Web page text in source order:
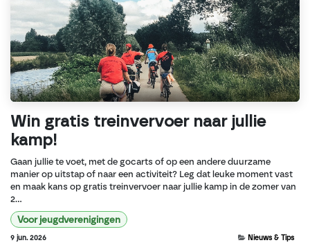
Win gratis treinvervoer naar jullie
kamp!
Gaan jullie te voet, met de gocarts of op een andere duurzame
manier op uitstap of naar een activiteit? Leg dat leuke moment vast
en maak kans op gratis treinvervoer naar jullie kamp in de zomer van
2...
Voor jeugdverenigingen
9 jun. 2026 Nieuws & Tips